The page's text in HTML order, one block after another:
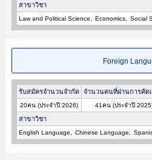
สาขาวิชา
Law and Political Science Economics Social
Foreign
รับสมัครจำนวนจำกัด จำนวนคนที่ผ่านการคัด
20คน (ประจำปี 2026) 41คน (ประจำปี
สาขาวิชา
English Language Chinese Language